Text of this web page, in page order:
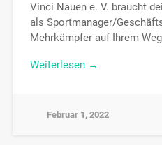
Vinci Nauen e. V. braucht
als Sportmanager/
Mehrkämpfer auf Ihrem
Weiterlesen →
Februar 1, 2022